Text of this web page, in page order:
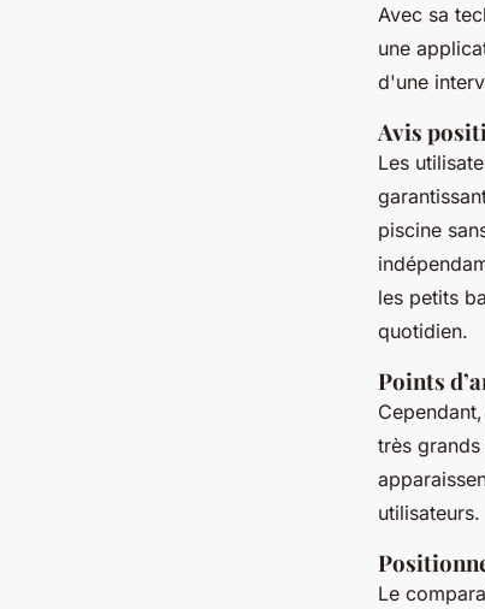
Avec sa
une
d'une
Avis
Les
piscine
les petits
quotidien.
Points
très
utilisateurs.
Le